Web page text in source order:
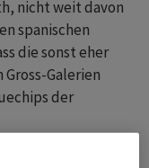
nicht weit davon
spanischen
die sonst eher
Galerien
der